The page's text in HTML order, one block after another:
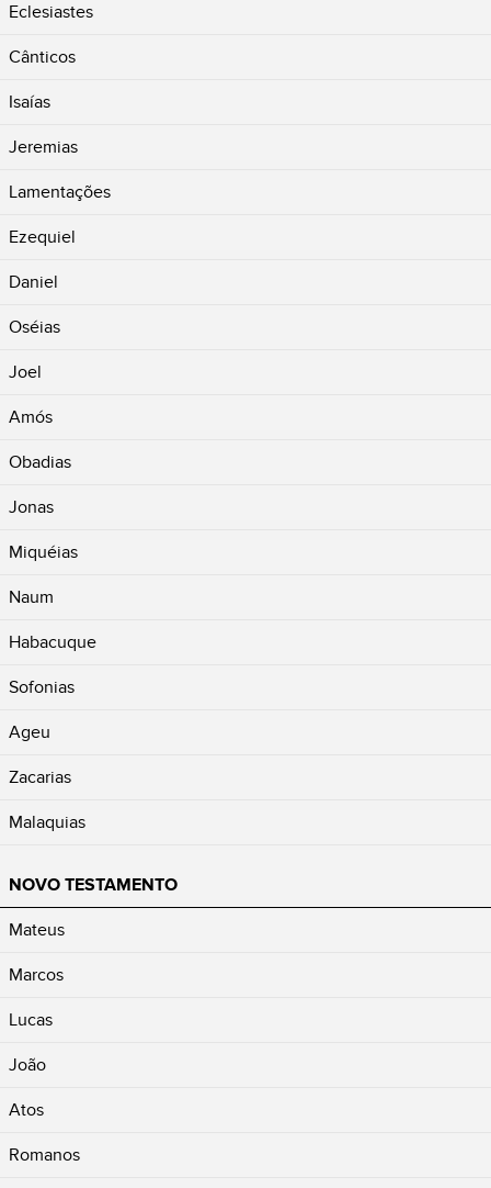
Eclesiastes
Cânticos
Isaías
Jeremias
Lamentações
Ezequiel
Daniel
Oséias
Joel
Amós
Obadias
Jonas
Miquéias
Naum
Habacuque
Sofonias
Ageu
Zacarias
Malaquias
NOVO TESTAMENTO
Mateus
Marcos
Lucas
João
Atos
Romanos